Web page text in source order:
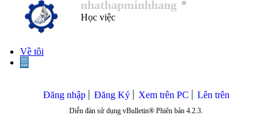
nhathapminhhang
Học việc
Về tôi
...
Đăng nhập Đăng Ký Xem trên PC Lên trên
Diễn đàn sử dụng vBulletin® Phiên bản 4.2.3.